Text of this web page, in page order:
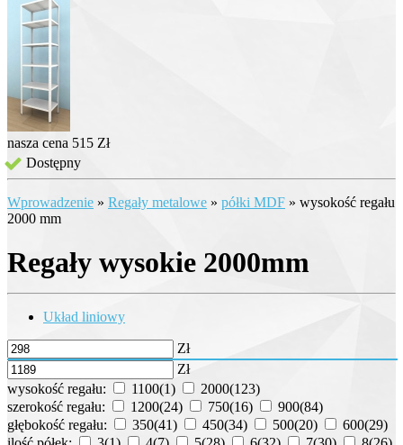
nasza cena 515 Zł
Dostępny
Wprowadzenie » Regały metalowe » półki MDF » wysokość regału
2000 mm
Regały wysokie 2000mm
Układ liniowy
Zł
Zł
wysokość regału:
1100(1) 2000(123)
szerokość regału:
1200(24) 750(16) 900(84)
głębokość regału:
350(41) 450(34) 500(20) 600(29)